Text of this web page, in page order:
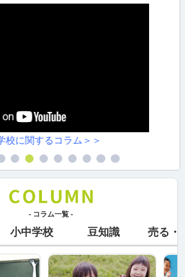
川原小学校に関するコラム
- コラム一覧 -
小中学校 豆知識 売る・